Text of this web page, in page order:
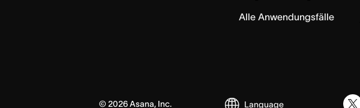
Alle Anwendungsfälle
© 2026Asana, Inc. Language